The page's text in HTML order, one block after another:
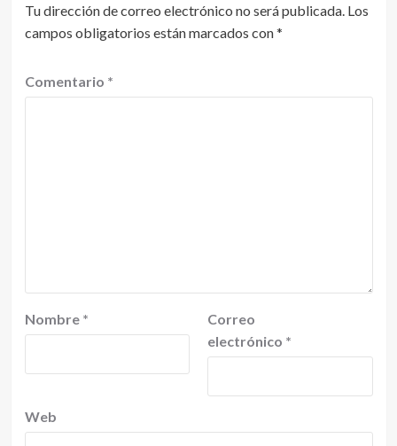
Tu dirección de correo electrónico no será publicada. Los
campos obligatorios están marcados con*
Comentario *
Nombre *
Correo
electrónico *
Web